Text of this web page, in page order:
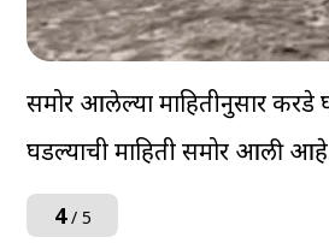
समोर आलेल्या माहितीनुसार करडे
घडल्याची माहिती समोर आली
4/ 5